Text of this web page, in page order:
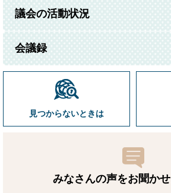
議会の活動状況
会議録
見つからないときは
みなさんの声をお聞かせ